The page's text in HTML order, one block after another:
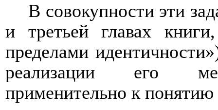
В совокупности эти
и третьей главах
пределами
реализации его
применительно к понятию